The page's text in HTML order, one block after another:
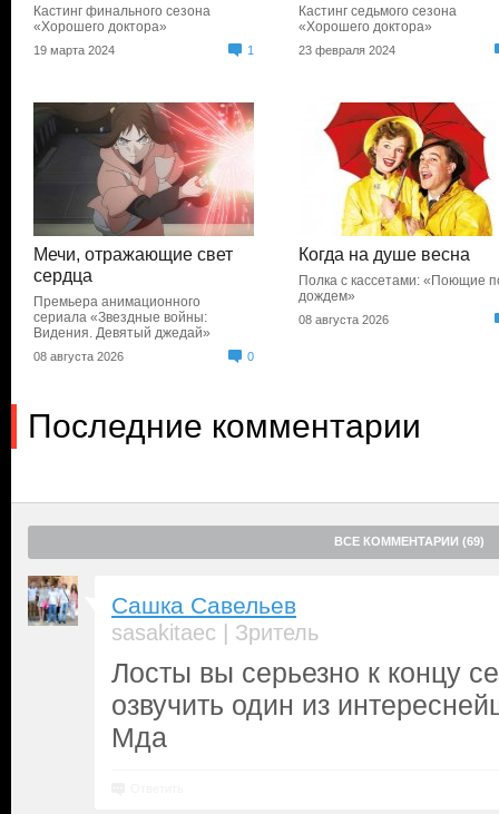
Кастинг финального сезона
«Хорошего доктора»
19 марта 2024 1
Кастинг седьмого сезона
«Хорошего доктора»
23 февраля 2024
Мечи, отражающие свет
сердца
Премьера анимационного
сериала «Звездные войны:
Видения. Девятый джедай»
08 августа 2026 0
Когда на душе весна
Полка с кассетами: «Поющие
дождем»
08 августа 2026
Последние комментарии
ВСЕ КОММЕНТАРИИ (69)
Сашка Савельев
sasakitaec | Зритель
Лосты вы серьезно к концу
озвучить один из
Мда